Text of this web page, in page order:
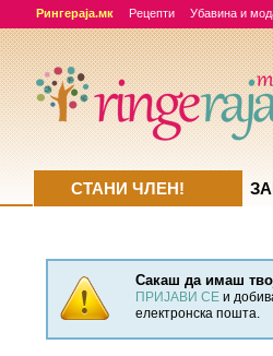
Рингераја.мк Рецепти Убавина и
Сакаш да имаш
ПРИЈАВИ СЕи
електронска пошта.
СТАНИ ЧЛЕН!